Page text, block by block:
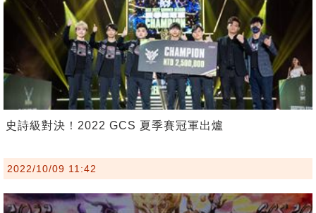
史詩級對決！2022 GCS 夏季賽冠軍出爐
2022/10/09 11:42